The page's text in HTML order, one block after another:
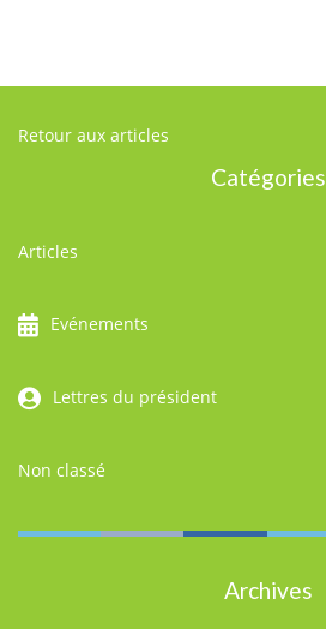
Retour aux articles
Catégories
Articles
Evénements
Lettres du président
Non classé
Archives